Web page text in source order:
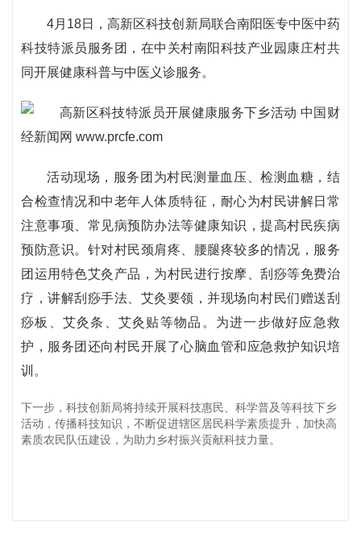
4月18日，高新区科技创新局联合南阳医专中医中药
科技特派员服务团，在中关村南阳科技产业园康庄村共
同开展健康科普与中医义诊服务。
活动现场，服务团为村民测量血压、检测血糖，结
合检查情况和中老年人体质特征，耐心为村民讲解日常
注意事项、常见病预防办法等健康知识，提高村民疾病
预防意识。针对村民颈肩疼、腰腿疼较多的情况，服务
团运用特色艾灸产品，为村民进行按摩、刮痧等免费治
疗，讲解刮痧手法、艾灸要领，并现场向村民们赠送刮
痧板、艾灸条、艾灸贴等物品。为进一步做好应急救
护，服务团还向村民开展了心脑血管和应急救护知识培
训。
下一步，科技创新局将持续开展科技惠民、科学普及等科技下乡
活动，传播科技知识，不断促进辖区居民科学素质提升，加快高
素质农民队伍建设，为助力乡村振兴贡献科技力量。